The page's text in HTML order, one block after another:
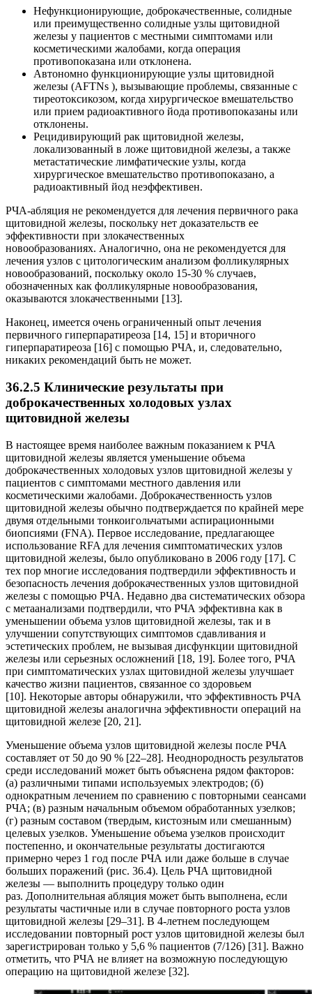
Нефункционирующие, доброкачественные, солидные
или преимущественно солидные узлы щитовидной
железы у пациентов с местными симптомами или
косметическими жалобами, когда операция
противопоказана или отклонена.
Автономно функционирующие узлы щитовидной
железы (AFTNs ), вызывающие проблемы, связанные с
тиреотоксикозом, когда хирургическое вмешательство
или прием радиоактивного йода противопоказаны или
отклонены.
Рецидивирующий рак щитовидной железы,
локализованный в ложе щитовидной железы, а также
метастатические лимфатические узлы, когда
хирургическое вмешательство противопоказано, а
радиоактивный йод неэффективен.
РЧА-абляция не рекомендуется для лечения первичного рака
щитовидной железы, поскольку нет доказательств ее
эффективности при злокачественных
новообразованиях. Аналогично, она не рекомендуется для
лечения узлов с цитологическим анализом фолликулярных
новообразований, поскольку около 15-30 % случаев,
обозначенных как фолликулярные новообразования,
оказываются злокачественными [13].
Наконец, имеется очень ограниченный опыт лечения
первичного гиперпаратиреоза [14, 15] и вторичного
гиперпаратиреоза [16] с помощью РЧА, и, следовательно,
никаких рекомендаций быть не может.
36.2.5 Клинические результаты при
доброкачественных холодовых узлах
щитовидной железы
В настоящее время наиболее важным показанием к РЧА
щитовидной железы является уменьшение объема
доброкачественных холодовых узлов щитовидной железы у
пациентов с симптомами местного давления или
косметическими жалобами. Доброкачественность узлов
щитовидной железы обычно подтверждается по крайней мере
двумя отдельными тонкоигольчатыми аспирационными
биопсиями (FNA). Первое исследование, предлагающее
использование RFA для лечения симптоматических узлов
щитовидной железы, было опубликовано в 2006 году [17]. С
тех пор многие исследования подтвердили эффективность и
безопасность лечения доброкачественных узлов щитовидной
железы с помощью РЧА. Недавно два систематических обзора
с метаанализами подтвердили, что РЧА эффективна как в
уменьшении объема узлов щитовидной железы, так и в
улучшении сопутствующих симптомов сдавливания и
эстетических проблем, не вызывая дисфункции щитовидной
железы или серьезных осложнений [18, 19]. Более того, РЧА
при симптоматических узлах щитовидной железы улучшает
качество жизни пациентов, связанное со здоровьем
[10]. Некоторые авторы обнаружили, что эффективность РЧА
щитовидной железы аналогична эффективности операций на
щитовидной железе [20, 21].
Уменьшение объема узлов щитовидной железы после РЧА
составляет от 50 до 90 % [22–28]. Неоднородность результатов
среди исследований может быть объяснена рядом факторов:
(а) различными типами используемых электродов; (б)
однократным лечением по сравнению с повторными сеансами
РЧА; (в) разным начальным объемом обработанных узелков;
(г) разным составом (твердым, кистозным или смешанным)
целевых узелков. Уменьшение объема узелков происходит
постепенно, и окончательные результаты достигаются
примерно через 1 год после РЧА или даже больше в случае
больших поражений (рис. 36.4). Цель РЧА щитовидной
железы — выполнить процедуру только один
раз. Дополнительная абляция может быть выполнена, если
результаты частичные или в случае повторного роста узлов
щитовидной железы [29–31]. В 4-летнем последующем
исследовании повторный рост узлов щитовидной железы был
зарегистрирован только у 5,6 % пациентов (7/126) [31]. Важно
отметить, что РЧА не влияет на возможную последующую
операцию на щитовидной железе [32].